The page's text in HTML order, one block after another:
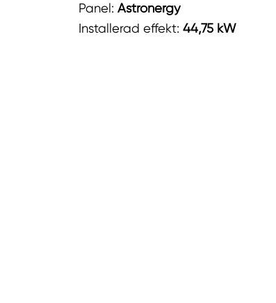
Panel: Astronergy
Installerad effekt: 44,75 kW